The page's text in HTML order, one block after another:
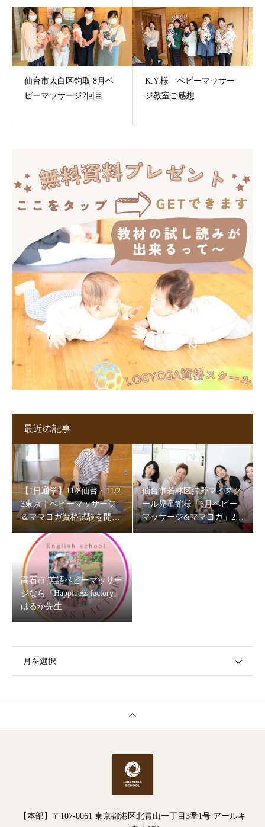
仙台市太白区鈎取 8月ベ
ビーマッサージ2回目
K.Y.様 ベビーマッサー
ジ教室ご感想
最近の記事
【1日通学】11/8仙台・11/2
3東京｜ベビーマッサージ
＆ママヨガ資格試験を開催
します
仙台市若林区沖野マイスク
ール児童館様「6月ベビー
マッサージ&ママヨガ」202
高石市 英語ベビーマッサー
ジなら『Happiness factory』
はるか先生
月を選択
【本部】〒107-0061 東京都港区北青山一丁目3番1号 アールキ